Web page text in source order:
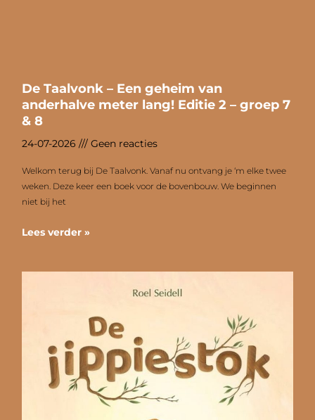
De Taalvonk – Een geheim van
anderhalve meter lang! Editie 2 – groep 7
& 8
24-07-2026 Geen reacties
Welkom terug bij De Taalvonk. Vanaf nu ontvang je ‘m elke twee
weken. Deze keer een boek voor de bovenbouw. We beginnen
niet bij het
Lees verder »